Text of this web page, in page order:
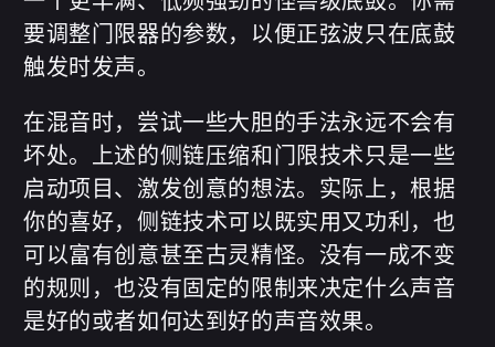
要调整门限器的参数，以便正弦波只在底鼓
触发时发声。
在混音时，尝试一些大胆的手法永远不会有
坏处。上述的侧链压缩和门限技术只是一些
启动项目、激发创意的想法。实际上，根据
你的喜好，侧链技术可以既实用又功利，也
可以富有创意甚至古灵精怪。没有一成不变
的规则，也没有固定的限制来决定什么声音
是好的或者如何达到好的声音效果。